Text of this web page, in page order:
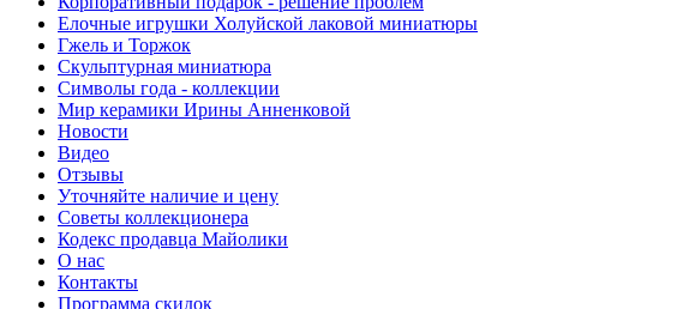
Елочные игрушки Холуйской лаковой миниатюры
Гжель и Торжок
Скульптурная миниатюра
Символы года - коллекции
Мир керамики Ирины Анненковой
Новости
Видео
Отзывы
Уточняйте наличие и цену
Советы коллекционера
Кодекс продавца Майолики
О нас
Контакты
Программа скидок